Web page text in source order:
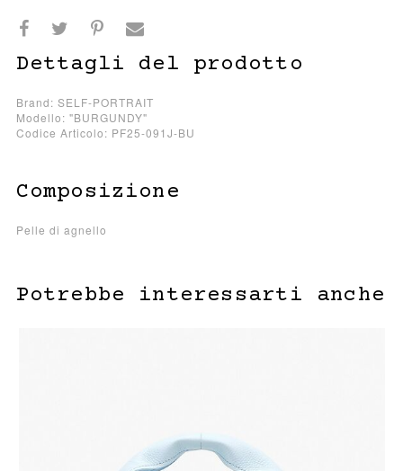
Dettagli del prodotto
Brand: SELF-PORTRAIT
Modello: "BURGUNDY"
Codice Articolo: PF25-091J-BU
Composizione
Pelle di agnello
Potrebbe interessarti anche